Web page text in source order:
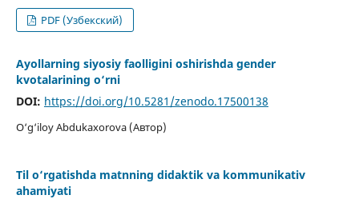
PDF (Узбекский)
Ayollarning siyosiy faolligini oshirishda gender
kvotalarining o‘rni
DOI: https://doi.org/10.5281/zenodo.17500138
O‘g‘iloy Abdukaxorova (Автор)
Til o‘rgatishda matnning didaktik va kommunikativ
ahamiyati